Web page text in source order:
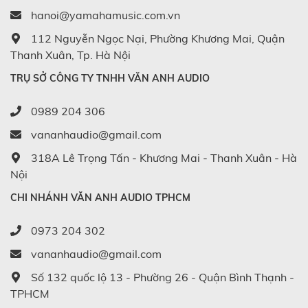
hanoi@yamahamusic.com.vn
112 Nguyễn Ngọc Nại, Phường Khương Mai, Quận
Thanh Xuân, Tp. Hà Nội
TRỤ SỞ CÔNG TY TNHH VĂN ANH AUDIO
0989 204 306
vananhaudio@gmail.com
318A Lê Trọng Tấn - Khương Mai - Thanh Xuân - Hà
Nội
CHI NHÁNH VĂN ANH AUDIO TPHCM
0973 204 302
vananhaudio@gmail.com
Số 132 quốc lộ 13 - Phường 26 - Quận Bình Thạnh -
TPHCM